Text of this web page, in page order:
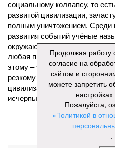
социальному коллапсу, то
развитой цивилизации,
полным уничтожением. Среди
развития событий учёные
окружающей среды,
любая природная катастрофа
этому – экономическому
резкому сокращению
цивилизации шумеров, майя,
исчерпывающий. Какая
Продолжая работу
согласие на
сайтом и
можете запретить
Пожалуйста,
«Политикой в
.